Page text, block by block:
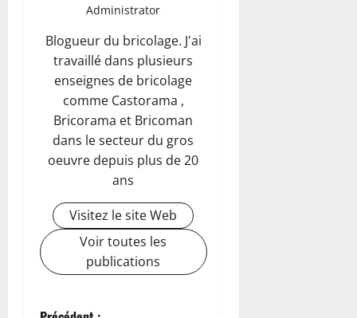
Administrator
Blogueur du bricolage. J'ai
travaillé dans plusieurs
enseignes de bricolage
comme Castorama ,
Bricorama et Bricoman
dans le secteur du gros
oeuvre depuis plus de 20
ans
Visitez le site Web
Voir toutes les
publications